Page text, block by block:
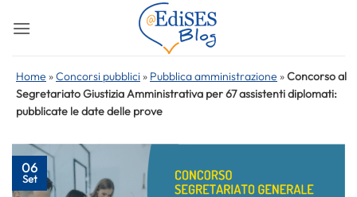
Home »Concorsi pubblici » Pubblica amministrazione »Concorso al
Segretariato Giustizia Amministrativa per 67 assistenti diplomati:
pubblicate le date delle prove
06
Set